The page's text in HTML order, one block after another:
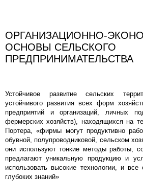
ОРГАНИЗАЦИОННО-
ОСНОВЫ СЕЛЬСКОГО
ПРЕДПРИНИМАТЕЛЬСТВА
Устойчивое развитие сельских
устойчивого развития всех форм
предприятий и организаций, личных
фермерских хозяйств), находящихся на
Портера, «фирмы могут продуктивно
обувной, полупроводниковой, сельском
они используют тонкие методы работы,
предлагают уникальную продукцию и
использовать высокие технологии, и все
глубоких знаний»